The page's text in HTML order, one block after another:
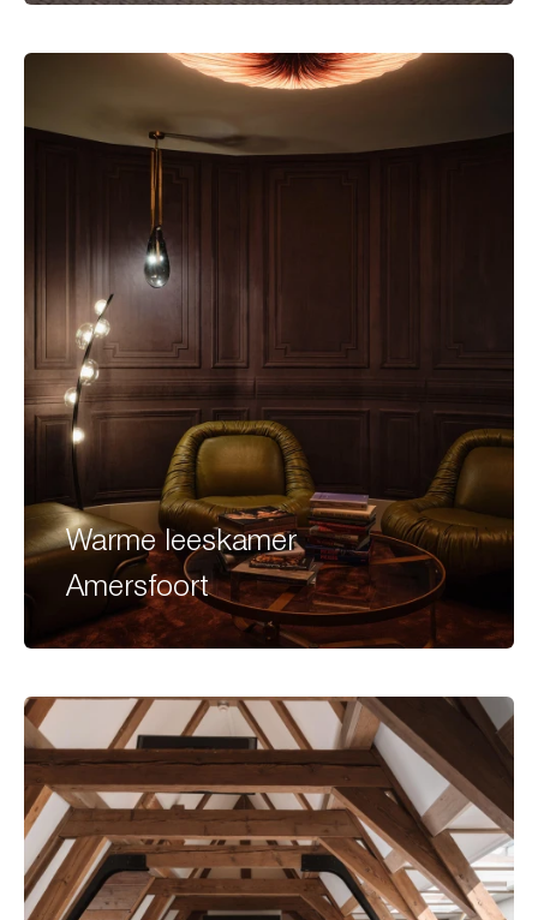
Warme leeskamer
Amersfoort